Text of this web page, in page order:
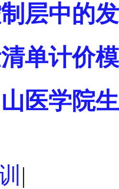
层中的
单计价
医学院
|